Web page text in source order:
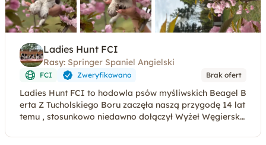
Ladies Hunt FCI
Rasy: Springer Spaniel Angielski
FCI Zweryfikowano Brak ofert
Ladies Hunt FCI to hodowla psów myśliwskich Beagel B
erta Z Tucholskiego Boru zaczęła naszą przygodę 14 lat
temu , stosunkowo niedawno dołączył Wyżeł Węgierski